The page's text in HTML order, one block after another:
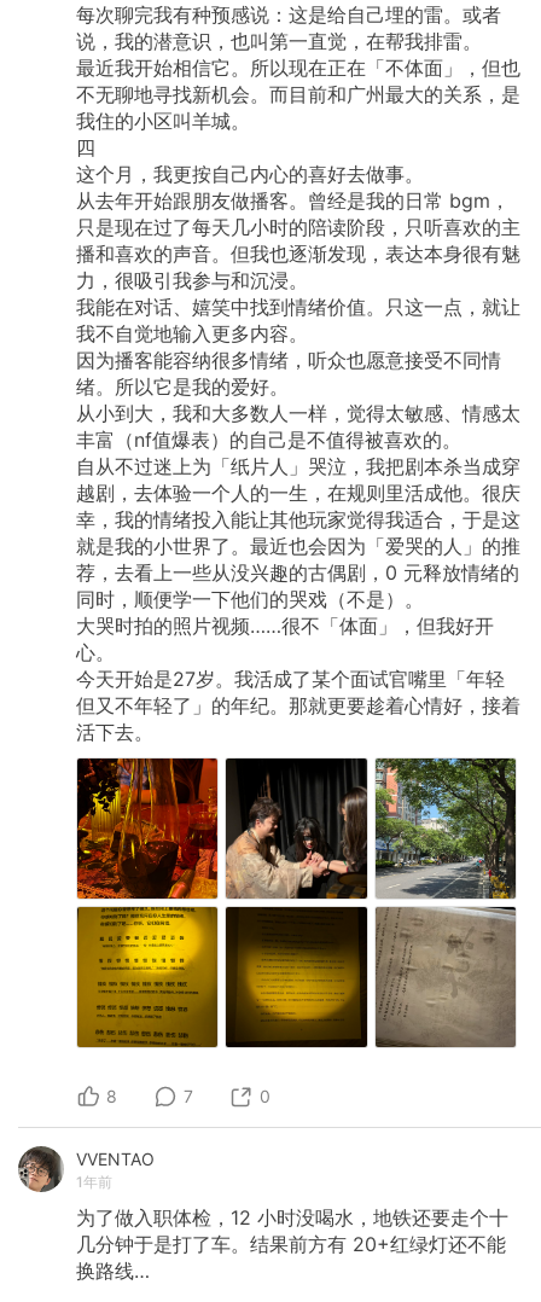
每次聊完我有种预感说：这是给自己埋的雷。或者
说，我的潜意识，也叫第一直觉，在帮我排雷。
最近我开始相信它。所以现在正在「不体面」，但也
不无聊地寻找新机会。而目前和广州最大的关系，是
我住的小区叫羊城。
四
这个月，我更按自己内心的喜好去做事。
从去年开始跟朋友做播客。曾经是我的日常 bgm，
只是现在过了每天几小时的陪读阶段，只听喜欢的主
播和喜欢的声音。但我也逐渐发现，表达本身很有魅
力，很吸引我参与和沉浸。
我能在对话、嬉笑中找到情绪价值。只这一点，就让
我不自觉地输入更多内容。
因为播客能容纳很多情绪，听众也愿意接受不同情
绪。所以它是我的爱好。
从小到大，我和大多数人一样，觉得太敏感、情感太
丰富（nf值爆表）的自己是不值得被喜欢的。
自从不过迷上为「纸片人」哭泣，我把剧本杀当成穿
越剧，去体验一个人的一生，在规则里活成他。很庆
幸，我的情绪投入能让其他玩家觉得我适合，于是这
就是我的小世界了。最近也会因为「爱哭的人」的推
荐，去看上一些从没兴趣的古偶剧，0 元释放情绪的
同时，顺便学一下他们的哭戏（不是）。
大哭时拍的照片视频……很不「体面」，但我好开
心。
今天开始是27岁。我活成了某个面试官嘴里「年轻
但又不年轻了」的年纪。那就更要趁着心情好，接着
活下去。
8 7 0
VVENTAO
1年前
为了做入职体检，12 小时没喝水，地铁还要走个十
几分钟于是打了车。结果前方有 20+红绿灯还不能
换路线…